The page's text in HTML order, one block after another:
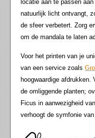
locatie aan te passen
natuurlijk licht ontvangt,
de sfeer verbetert. Zorg
om de mandala te laten
Voor het printen van je
van een service zoals
hoogwaardige afdrukken.
de omliggende planten;
Ficus in aanwezigheid
verhoogt de symfonie